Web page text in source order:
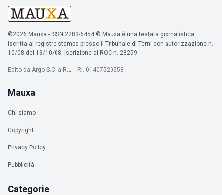
©2026 Mauxa - ISSN 2283-6454 © Mauxa è una testata giornalistica
iscritta al registro stampa presso il Tribunale di Terni con autorizzazione n.
10/08 del 13/10/08. Iscrizione al ROC n. 23259.
Edito da Argo S.C. a R.L. - P.I. 01407520558
Mauxa
Chi siamo
Copyright
Privacy Policy
Pubblicità
Categorie